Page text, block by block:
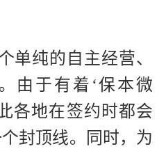
单纯的自主经营、
由于有着‘保本微
各地在签约时都会
封顶线。同时，为